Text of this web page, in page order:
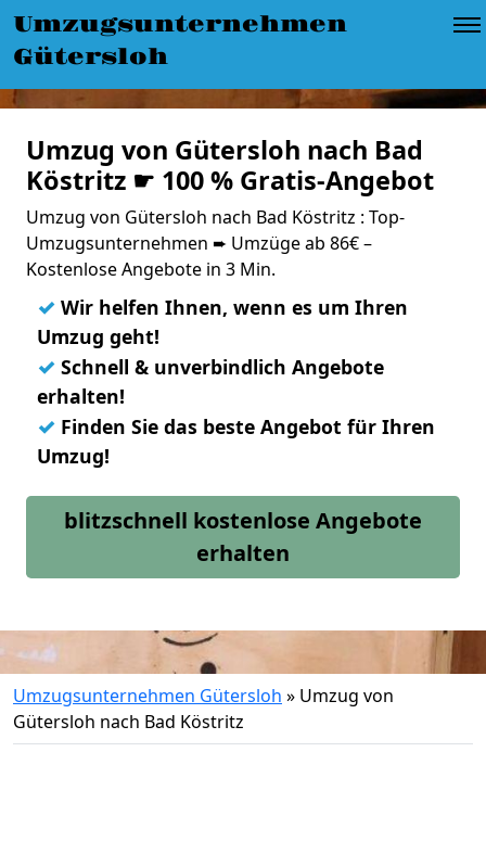
Umzugsunternehmen
Gütersloh
Umzug von Gütersloh nach Bad
Köstritz ☛ 100 % Gratis-Angebot
Umzug von Gütersloh nach Bad Köstritz : Top-
Umzugsunternehmen ➨ Umzüge ab 86€ –
Kostenlose Angebote in 3 Min.
✓ Wir helfen Ihnen, wenn es um Ihren
Umzug geht!
✓ Schnell & unverbindlich Angebote
erhalten!
✓ Finden Sie das beste Angebot für Ihren
Umzug!
blitzschnell kostenlose Angebote
erhalten
Umzugsunternehmen Gütersloh » Umzug von
Gütersloh nach Bad Köstritz